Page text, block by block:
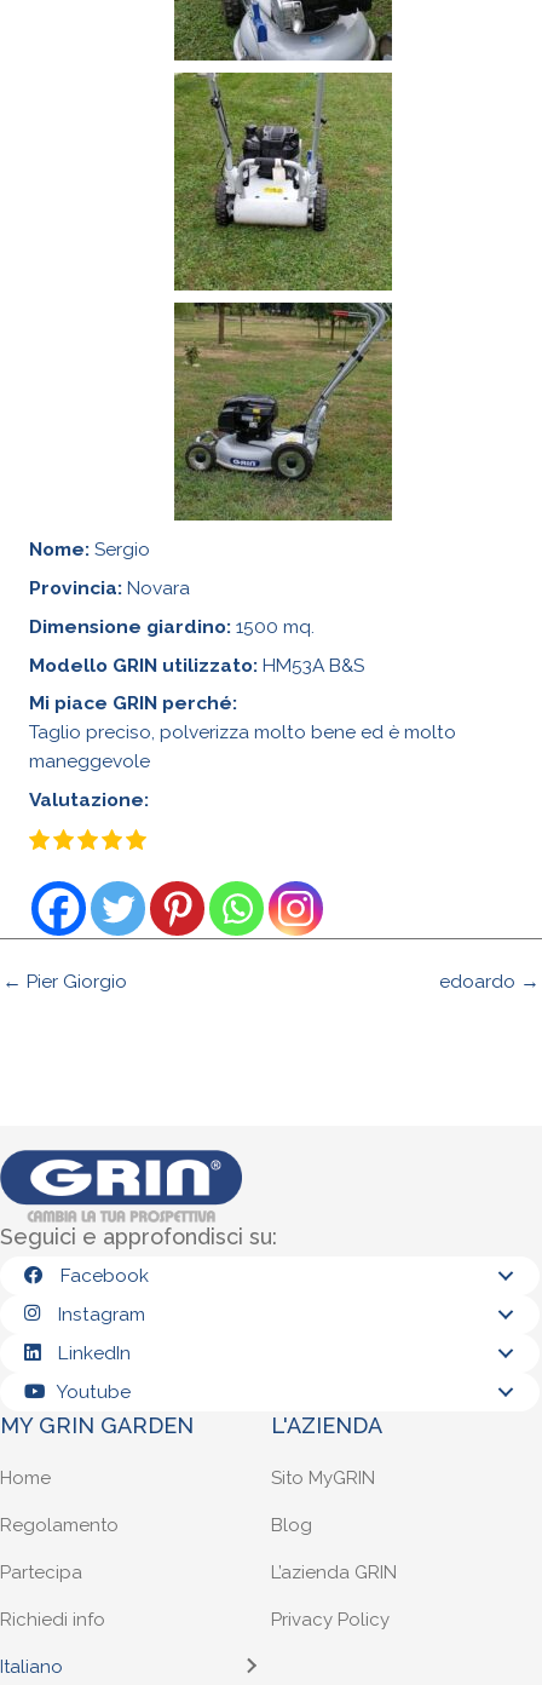
Nome: Sergio
Provincia: Novara
Dimensione giardino: 1500 mq.
Modello GRIN utilizzato: HM53A B&S
Mi piace GRIN perché:
Taglio preciso, polverizza molto bene ed è molto
maneggevole
Valutazione:
← Pier Giorgio edoardo →
Seguici e approfondisci su:
Facebook
Instagram
LinkedIn
Youtube
MY GRIN GARDEN
Home
Regolamento
Partecipa
Richiedi info
Italiano
L'AZIENDA
Sito MyGRIN
Blog
L’azienda GRIN
Privacy Policy